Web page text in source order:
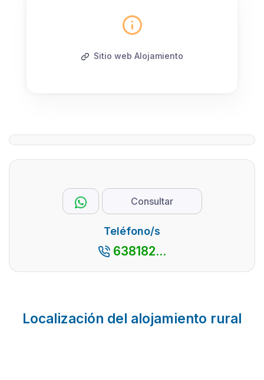
Sitio web Alojamiento
Consultar
Teléfono/s
638182...
Localización del alojamiento rural